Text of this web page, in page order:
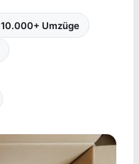
10.000+ Umzüge